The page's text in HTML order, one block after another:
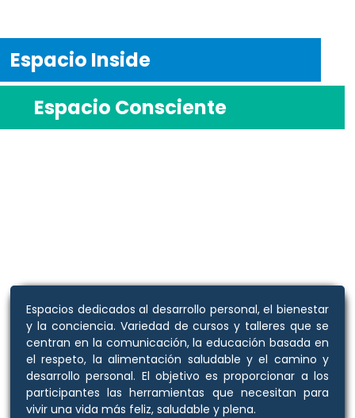
Espacio Inside
Espacio Consciente
Espacios dedicados al desarrollo personal, el bienestar
y la conciencia. Variedad de cursos y talleres que se
centran en la comunicación, la educación basada en
el respeto, la alimentación saludable y el camino y
desarrollo personal. El objetivo es proporcionar a los
participantes las herramientas que necesitan para
vivir una vida más feliz, saludable y plena.